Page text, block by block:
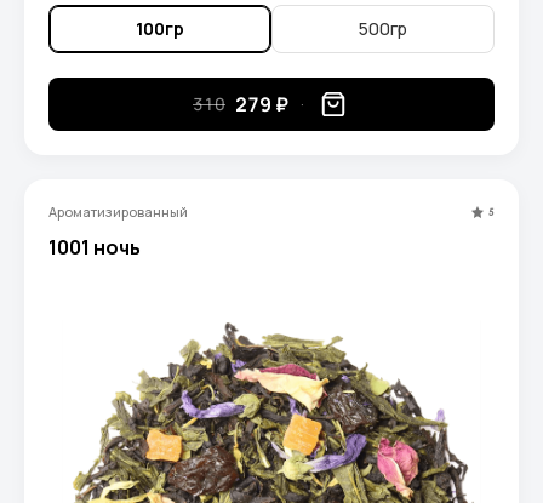
100гр 500гр
310 279 ₽
Ароматизированный 5
1001 ночь